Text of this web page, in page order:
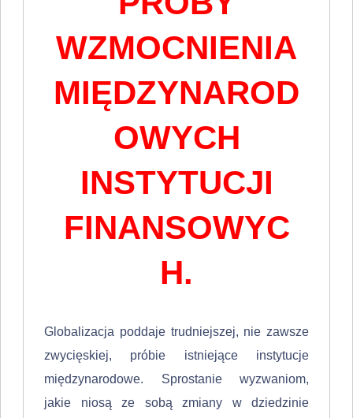
WZMOCNIENIA
MIĘDZYNAROD
OWYCH
INSTYTUCJI
FINANSOWYC
H.
Globalizacja poddaje trudniejszej, nie zawsze
zwycięskiej, próbie istniejące instytu­cje
międzynarodowe. Sprostanie wyzwaniom,
jakie niosą ze sobą zmiany w dziedzinie